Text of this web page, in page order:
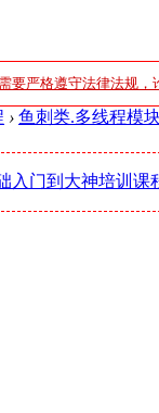
要严格遵守法律法规
› 鱼刺类.多线程模
入门到大神培训课